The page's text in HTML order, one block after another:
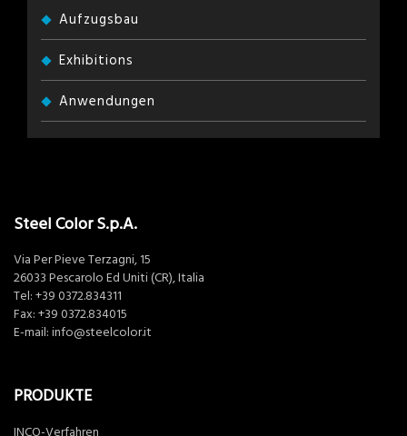
Aufzugsbau
Exhibitions
Anwendungen
Steel Color S.p.A.
Via Per Pieve Terzagni, 15
26033 Pescarolo Ed Uniti (CR), Italia
Tel: +39 0372.834311
Fax: +39 0372.834015
E-mail: info@steelcolor.it
PRODUKTE
INCO-Verfahren